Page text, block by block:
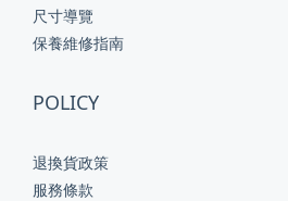
尺寸導覽
保養維修指南
POLICY
退換貨政策
服務條款